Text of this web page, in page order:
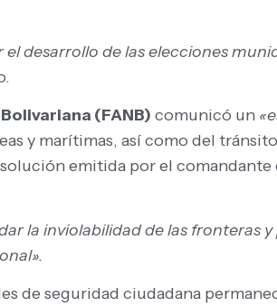
el desarrollo de las elecciones
(FANB) comunicó un
y marítimas, así como del
emitida por el
la inviolabilidad de las fronteras
de seguridad ciudadana